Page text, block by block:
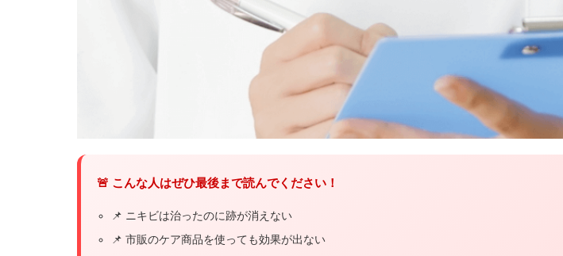
🚨 こんな人はぜひ最後まで読んでください！
📌 ニキビは治ったのに跡が消えない
📌 市販のケア商品を使っても効果が出ない